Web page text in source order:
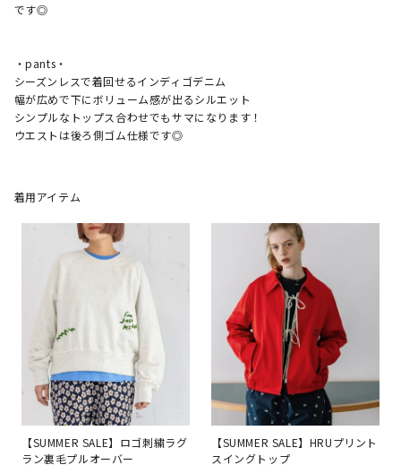
です◎
・pants・
シーズンレスで着回せるインディゴデニム
幅が広めで下にボリューム感が出るシルエット
シンプルなトップス合わせでもサマになります！
ウエストは後ろ側ゴム仕様です◎
着用アイテム
【SUMMER SALE】ロゴ刺繍ラグ
ラン裏毛プルオーバー
【SUMMER SALE】HRUプリント
スイングトップ